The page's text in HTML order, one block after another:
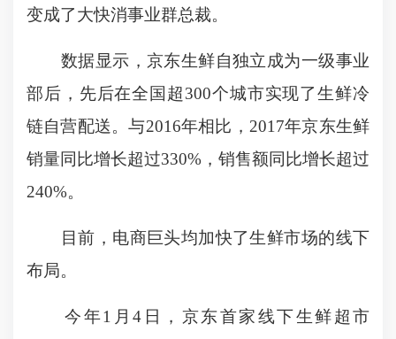
变成了大快消事业群总裁。
数据显示，京东生鲜自独立成为一级事业
部后，先后在全国超300个城市实现了生鲜冷
链自营配送。与2016年相比，2017年京东生鲜
销量同比增长超过330%，销售额同比增长超过
240%。
目前，电商巨头均加快了生鲜市场的线下
布局。
今年1月4日，京东首家线下生鲜超市